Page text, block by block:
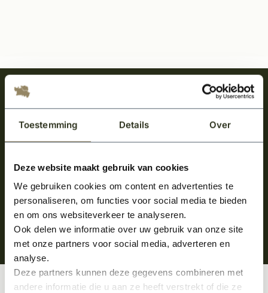
Toestemming Details Over
Deze website maakt gebruik van cookies
We gebruiken cookies om content en advertenties te
personaliseren, om functies voor social media te bieden
en om ons websiteverkeer te analyseren.
Ook delen we informatie over uw gebruik van onze site
met onze partners voor social media, adverteren en
analyse.
Deze partners kunnen deze gegevens combineren met
andere informatie die u aan ze heeft verstrekt of die ze
Meld je aan en ontvang het laatste nieuws
over onze kempische bouwstijl!
Aanmelden voor de nieuwsbrief